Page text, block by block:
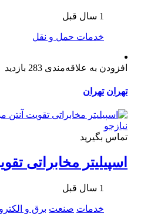
1 سال قبل
خدمات حمل و نقل
افزودن به علاقه‌مندی 283 بازدید
تهران تهران
تماس بگیرید
اسپیلیتر مخابراتی
1 سال قبل
خدمات صنعت برق و